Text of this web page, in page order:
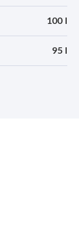
100 l
95 l